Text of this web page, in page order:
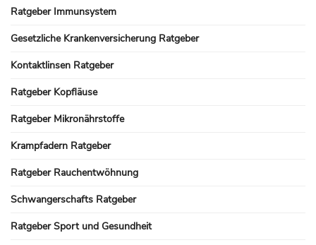
Ratgeber Immunsystem
Gesetzliche Krankenversicherung Ratgeber
Kontaktlinsen Ratgeber
Ratgeber Kopfläuse
Ratgeber Mikronährstoffe
Krampfadern Ratgeber
Ratgeber Rauchentwöhnung
Schwangerschafts Ratgeber
Ratgeber Sport und Gesundheit